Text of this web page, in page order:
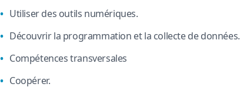
Utiliser des outils numériques.
Découvrir la programmation et la collecte de données.
Compétences transversales
Coopérer.